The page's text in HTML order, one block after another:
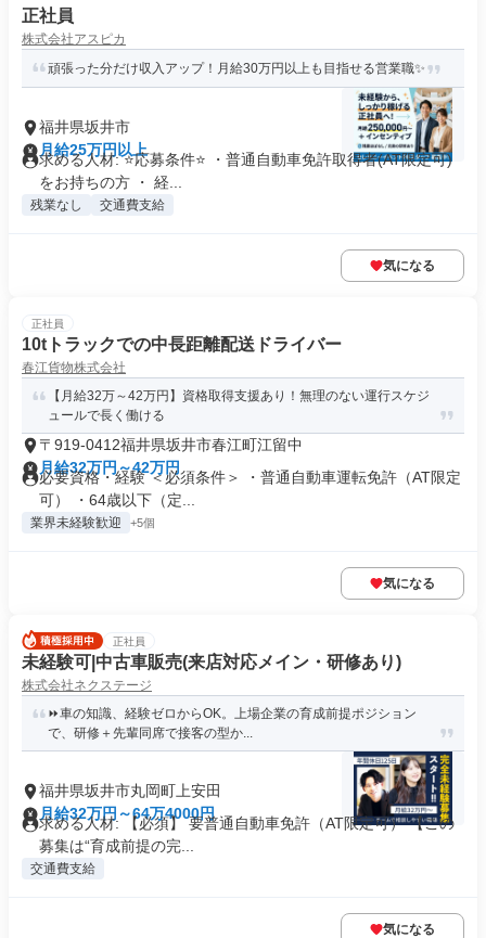
正社員
株式会社アスピカ
頑張った分だけ収入アップ！月給30万円以上も目指せる営業職✨
福井県坂井市
月給25万円以上
求める人材: ⭐応募条件⭐ ・普通自動車免許取得者(AT限定可)
をお持ちの方 ・ 経...
残業なし 交通費支給
気になる
正社員
10tトラックでの中長距離配送ドライバー
春江貨物株式会社
【月給32万～42万円】資格取得支援あり！無理のない運行スケジ
ュールで長く働ける
〒919-0412福井県坂井市春江町江留中
月給32万円～42万円
必要資格・経験 ＜必須条件＞ ・普通自動車運転免許（AT限定
可） ・64歳以下（定...
業界未経験歓迎 +5個
気になる
正社員
未経験可|中古車販売(来店対応メイン・研修あり)
株式会社ネクステージ
⏩️車の知識、経験ゼロからOK。上場企業の育成前提ポジション
で、研修＋先輩同席で接客の型か...
福井県坂井市丸岡町上安田
月給32万円～64万4000円
求める人材: 【必須】 要普通自動車免許（AT限定可） 【この
募集は“育成前提の完...
交通費支給
気になる